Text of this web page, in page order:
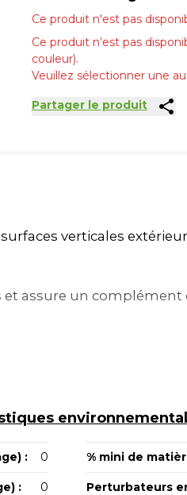
Ce produit n'est pas
Ce produit n’est pas
couleur).
Veuillez sélectionner une
Partager le produit share
verticales
et assure un
: 0 % mini de
: 0 Perturbateurs